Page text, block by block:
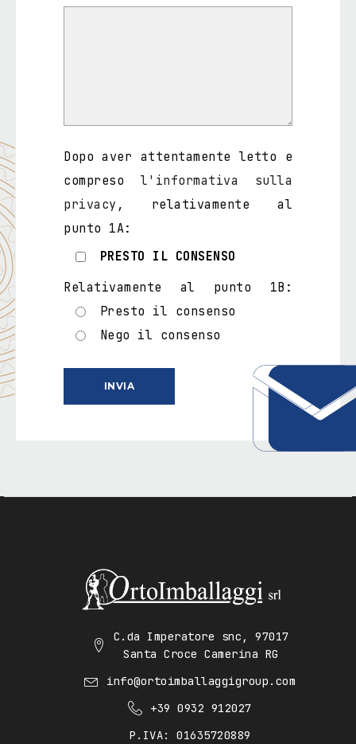
Dopo aver attentamente letto e
compreso l'informativa sulla
privacy , relativamente al
punto 1A:
PRESTO IL CONSENSO
Relativamente al punto 1B:
Presto il consenso
Nego il consenso
C.da Imperatore snc, 97017
Santa Croce Camerina RG
info@ortoimballaggigroup.com
+39 0932 912027
P.IVA: 01635720889